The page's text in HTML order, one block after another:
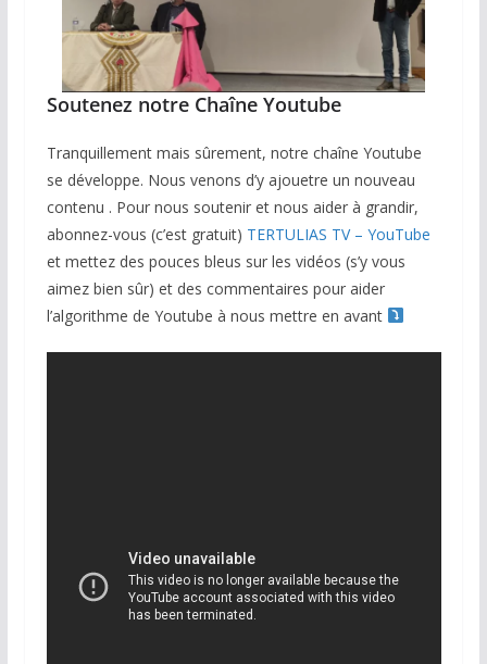
Soutenez notre Chaîne Youtube
Tranquillement mais sûrement, notre chaîne Youtube
se développe. Nous venons d’y ajouetre un nouveau
contenu . Pour nous soutenir et nous aider à grandir,
abonnez-vous (c’est gratuit) TERTULIAS TV – YouTube
et mettez des pouces bleus sur les vidéos (s’y vous
aimez bien sûr) et des commentaires pour aider
l’algorithme de Youtube à nous mettre en avant